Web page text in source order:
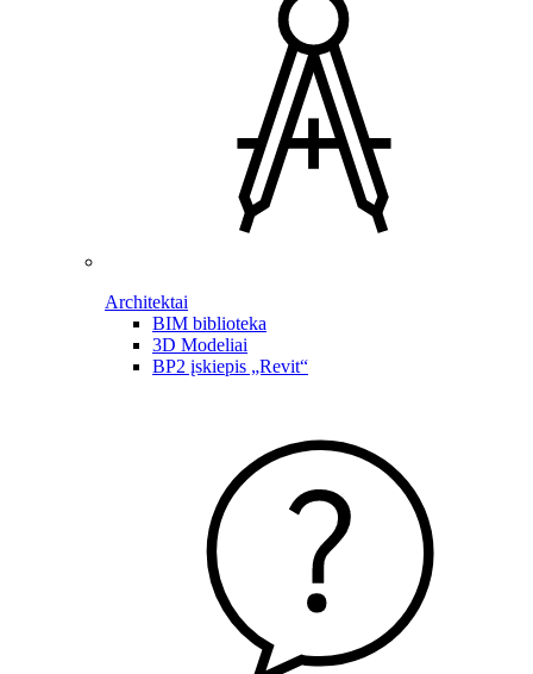
Architektai
BIM biblioteka
3D Modeliai
BP2 įskiepis „Revit“